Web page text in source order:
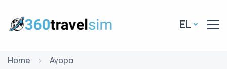
EL
Home Αγορά